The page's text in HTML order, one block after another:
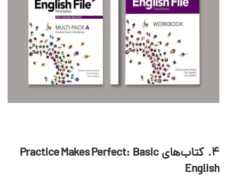
۴. کتاب‌های Practice Makes Perfect: Basic
English